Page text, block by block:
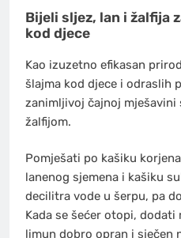
Bijeli sljez, lan i žalfija
kod djece
Kao izuzetno efikasan
šlajma kod djece i odraslih
zanimljivoj čajnoj mješavini
žalfijom.
Pomješati po kašiku
lanenog sjemena i kašiku
decilitra vode u šerpu, pa
Kada se šećer otopi, dodati
limun dobro opran i sječen